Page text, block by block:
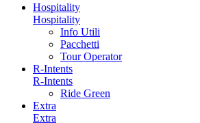
Hospitality
Hospitality
Info Utili
Pacchetti
Tour Operator
R-Intents
R-Intents
Ride Green
Extra
Extra